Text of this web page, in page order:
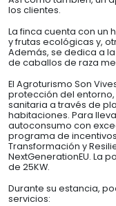
los clientes.
La finca cuenta con un
y frutas ecológicas y,
Además, se dedica a
de caballos de raza
El Agroturismo Son
protección del
sanitaria a través de
habitaciones. Para
autoconsumo con
programa de
Transformación y
NextGenerationEU. La
de 25KW.
Durante su estancia,
servicios: